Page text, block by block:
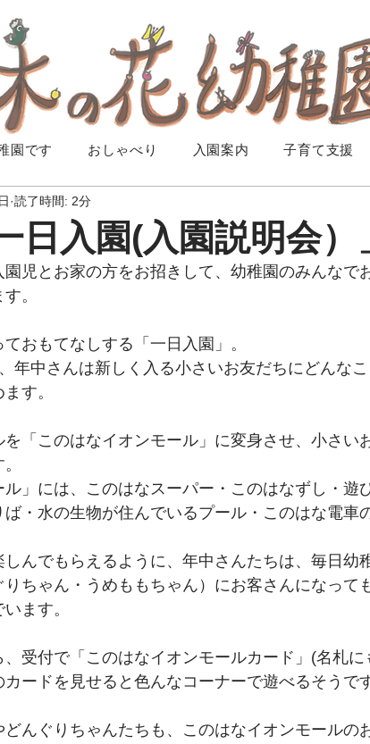
園です おしゃべり 入園案内 子育て支援
日入園(入園説明会）
読了時間: 2分
児とお家の方をお招きして、幼稚園のみんなで
。
おもてなしする「一日入園」。
年中さんは新しく入る小さいお友だちにどんな
す。
「このはなイオンモール」に変身させ、小さい
ル」には、このはなスーパー・このはなずし・遊
・水の生物が住んでいるプール・このはな電車
んでもらえるように、年中さんたちは、毎日幼
りちゃん・うめももちゃん）にお客さんになって
ます。
受付で「このはなイオンモールカード」(名札
ードを見せると色んなコーナーで遊べるそうです
んぐりちゃんたちも、このはなイオンモールの